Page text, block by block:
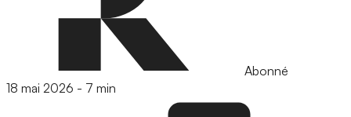
Abonné
18 mai 2026 - 7 min